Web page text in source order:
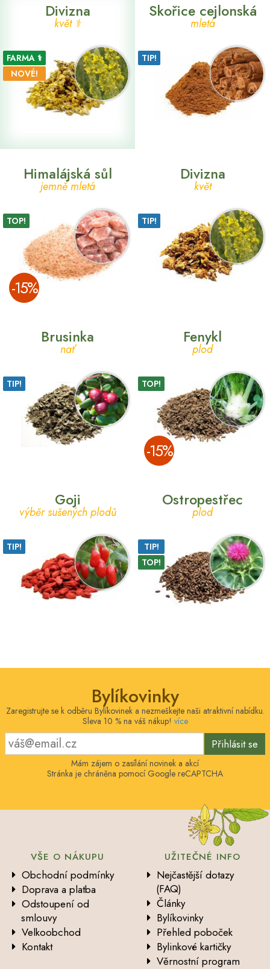
Divizna
květ ⚕
FARMA ⚕
NOVÉ!
Skořice cejlonská
mletá
TIP!
Himalájská sůl
jemně mletá
TOP!
­-15%
Divizna
květ
TIP!
Brusinka
nať
TIP!
Fenykl
plod
TOP!
­-15%
Goji
výběr sušených plodů
TIP!
Ostropestřec
plod
TIP!
TOP!
Bylíkovinky
Zaregistrujte se k odběru Bylíkovinek a nezmeškejte naši atraktivní nabídku.
Sleva 10 % na váš nákup! více
Přihlásit se
Mám zájem o zasílání novinek a akcí
Stránka je chráněna pomocí Google reCAPTCHA
VŠE O NÁKUPU
Obchodní podmínky
Doprava a platba
Odstoupení od
smlouvy
Velkoobchod
Kontakt
UŽITEČNÉ INFO
Nejčastější dotazy
(FAQ)
Články
Bylíkovinky
Přehled poboček
Bylinkové kartičky
Věrnostní program